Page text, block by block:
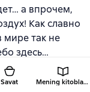
Savat Mening kitoblarim
а впрочем,
Как славно
мире так не
здесь…